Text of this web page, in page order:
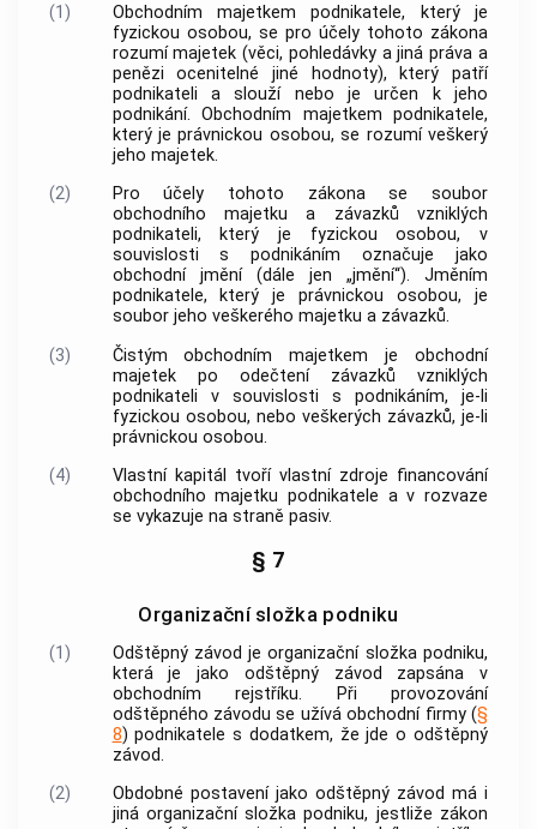
(1)
Obchodním majetkem podnikatele, který je
fyzickou osobou, se pro účely tohoto zákona
rozumí majetek (věci, pohledávky a jiná práva a
penězi ocenitelné jiné hodnoty), který patří
podnikateli a slouží nebo je určen k jeho
podnikání. Obchodním majetkem podnikatele,
který je právnickou osobou, se rozumí veškerý
jeho majetek.
(2)
Pro účely tohoto zákona se soubor
obchodního majetku a závazků vzniklých
podnikateli, který je fyzickou osobou, v
souvislosti spodnikáním označuje jako
obchodní jmění (dále jen „jmění“). Jměním
podnikatele, který je právnickou osobou, je
soubor jeho veškerého majetku a závazků.
(3)
Čistým obchodním majetkem je obchodní
majetek po odečtení závazků vzniklých
podnikateli v souvislosti s podnikáním, je-li
fyzickou osobou, nebo veškerých závazků, je-li
právnickou osobou.
(4)
Vlastní kapitál tvoří vlastní zdroje financování
obchodního majetku podnikatele a v rozvaze
se vykazuje na straně pasiv.
§ 7
Organizační složka podniku
(1) Odštěpný závod je organizační složka podniku,
která je jako odštěpný závod zapsána v
obchodním rejstříku. Při provozování
odštěpného závodu se užívá obchodní firmy (§
8) podnikatele s dodatkem, že jde o odštěpný
závod.
(2)
Obdobné postavení jako odštěpný závod má i
jiná organizační složkapodniku, jestliže zákon